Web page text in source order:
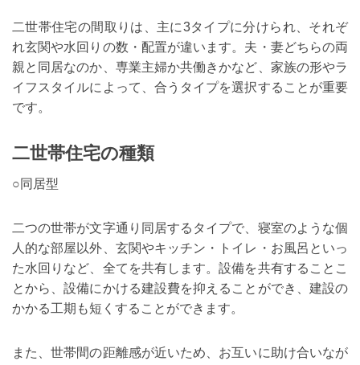
二世帯住宅の間取りは、主に3タイプに分けられ、それぞ
れ玄関や水回りの数・配置が違います。夫・妻どちらの両
親と同居なのか、専業主婦か共働きかなど、家族の形やラ
イフスタイルによって、合うタイプを選択することが重要
です。
二世帯住宅の種類
○同居型
二つの世帯が文字通り同居するタイプで、寝室のような個
人的な部屋以外、玄関やキッチン・トイレ・お風呂といっ
た水回りなど、全てを共有します。設備を共有することこ
とから、設備にかける建設費を抑えることができ、建設の
かかる工期も短くすることができます。
また、世帯間の距離感が近いため、お互いに助け合いなが